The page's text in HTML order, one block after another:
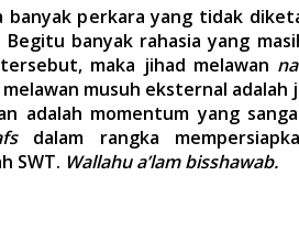
banyak perkara yang tidak
banyak rahasia yang
maka jihad melawan
musuh eksternal adalah
adalah momentum yang
dalam rangka
SWT. Wallahu a’lam bisshawab.